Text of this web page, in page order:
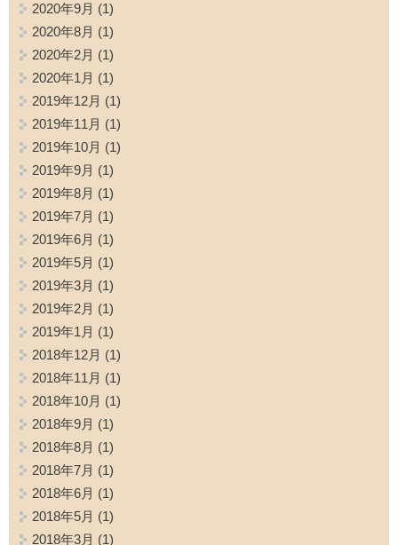
2020年9月 (1)
2020年8月 (1)
2020年2月 (1)
2020年1月 (1)
2019年12月 (1)
2019年11月 (1)
2019年10月 (1)
2019年9月 (1)
2019年8月 (1)
2019年7月 (1)
2019年6月 (1)
2019年5月 (1)
2019年3月 (1)
2019年2月 (1)
2019年1月 (1)
2018年12月 (1)
2018年11月 (1)
2018年10月 (1)
2018年9月 (1)
2018年8月 (1)
2018年7月 (1)
2018年6月 (1)
2018年5月 (1)
2018年3月 (1)